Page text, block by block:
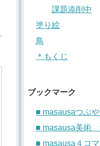
課題添削中
塗り絵
鳥
＊もくじ
ブックマーク
■ masausaつぶ
■ masausa美術
■ masausa４コ